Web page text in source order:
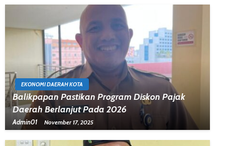
EKONOMI DAERAH KOTA
Balikpapan Pastikan Program Diskon Pajak
Daerah Berlanjut Pada 2026
Admin01 November 17, 2025